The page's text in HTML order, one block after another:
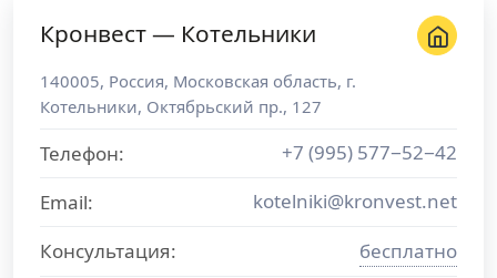
Кронвест — Котельники
140005, Россия, Московская область, г.
Котельники, Октябрьский пр., 127
Телефон:
+7 (995) 577−52−42
Email:
kotelniki@kronvest.net
Консультация:
бесплатно